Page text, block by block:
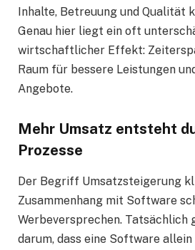
Inhalte, Betreuung und Qualität
Genau hier liegt ein oft
wirtschaftlicher Effekt:
Raum für bessere Leistungen
Angebote.
Mehr Umsatz entsteht
Prozesse
Der Begriff Umsatzsteigerung
Zusammenhang mit Software
Werbeversprechen. Tatsächlich
darum, dass eine Software allein